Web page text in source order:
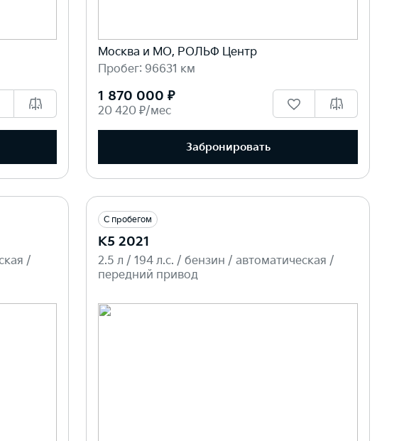
Москва и МО, РОЛЬФ Центр
Пробег: 96631 км
1 870 000 ₽
20 420 ₽/мес
Забронировать
/
С пробегом
K5 2021
2.5 л / 194 л.c. / бензин / автоматическая /
передний привод